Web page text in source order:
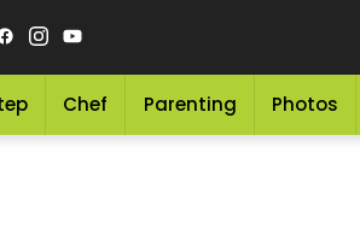
Chef Parenting Photos